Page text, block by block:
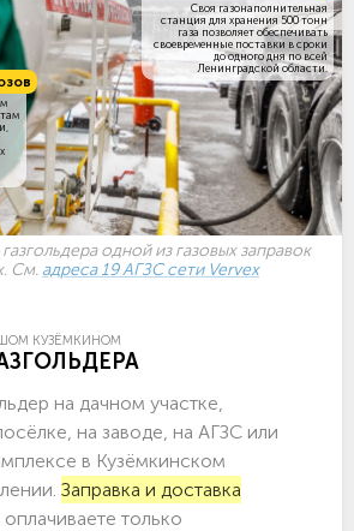
Своя газонаполнительная
станция для хранения 500 тонн
газа позволяет обеспечивать
своевременные поставки в сроки
до одного дня по всей
Ленинградской области.
одной из газовых заправок
См. адреса 19 АГЗС сети Vervex
КУЗЁМКИНОМ
на дачном участке,
на заводе, на АГЗС или
в Кузёмкинском
Заправка и доставка
оплачиваете только